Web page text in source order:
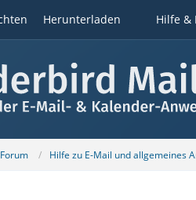
Herunterladen Hilfe &
Forum Hilfe zu E-Mail und allgemeines